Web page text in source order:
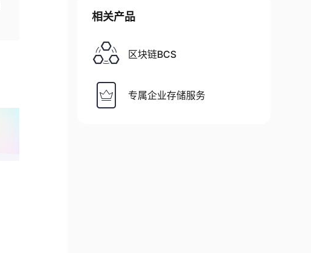
相关产品
区块链BCS
专属企业存储服务